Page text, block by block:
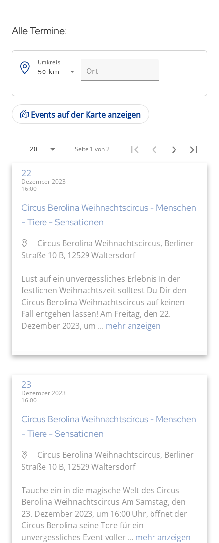
Alle Termine:
50 km
Umkreis
Events auf der Karte anzeigen
20 Seite 1 von 2
22
Dezember 2023
16:00
Circus Berolina Weihnachtscircus - Menschen
- Tiere - Sensationen
Circus Berolina Weihnachtscircus, Berliner
Straße 10 B, 12529 Waltersdorf
Lust auf ein unvergessliches Erlebnis In der
festlichen Weihnachtszeit solltest Du Dir den
Circus Berolina Weihnachtscircus auf keinen
Fall entgehen lassen! Am Freitag, den 22.
Dezember 2023, um ... mehr anzeigen
23
Dezember 2023
16:00
Circus Berolina Weihnachtscircus - Menschen
- Tiere - Sensationen
Circus Berolina Weihnachtscircus, Berliner
Straße 10 B, 12529 Waltersdorf
Tauche ein in die magische Welt des Circus
Berolina Weihnachtscircus Am Samstag, den
23. Dezember 2023, um 16:00 Uhr, öffnet der
Circus Berolina seine Tore für ein
unvergessliches Event voller ... mehr anzeigen